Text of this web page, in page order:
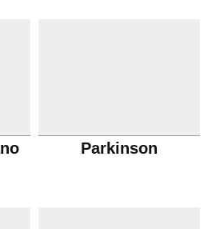
Parkinson